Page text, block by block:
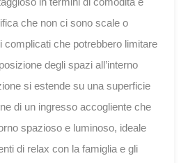
che non ci sono scale o
complicati che potrebbero limitare
degli spazi all’interno
si estende su una superficie
di un ingresso accogliente che
spazioso e luminoso, ideale
di relax con la famiglia e gli